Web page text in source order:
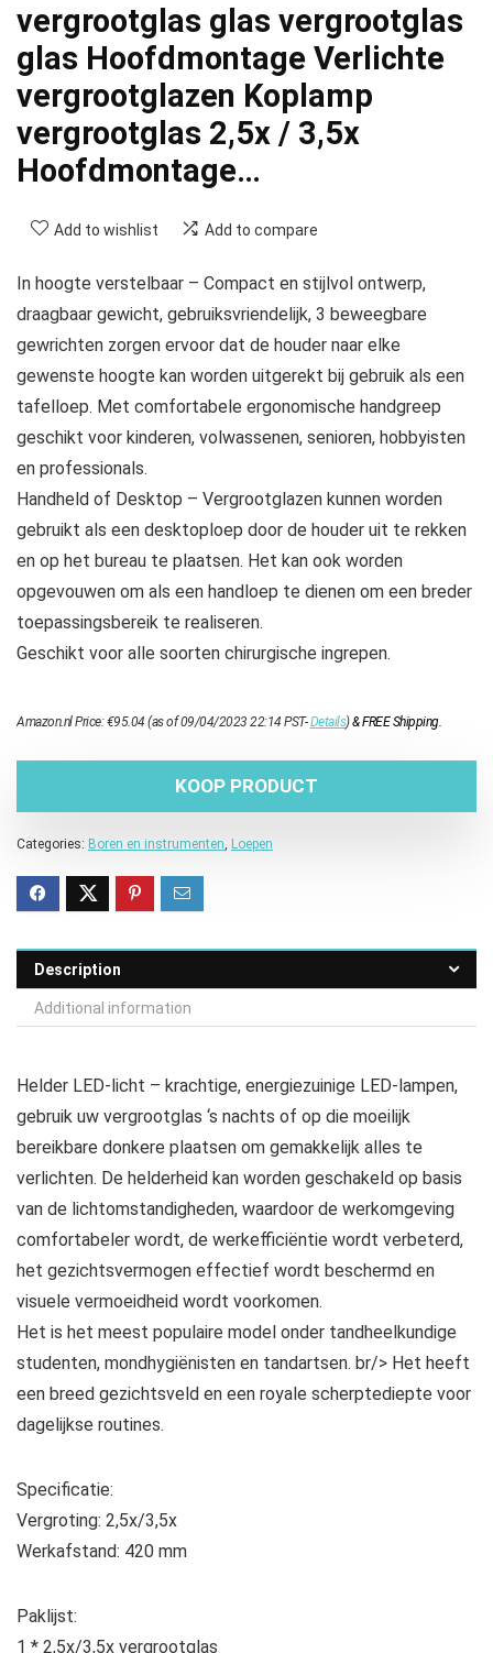
vergrootglas glas vergrootglas
glas Hoofdmontage Verlichte
vergrootglazen Koplamp
vergrootglas 2,5x / 3,5x
Hoofdmontage…
Add to wishlist Add to compare
In hoogte verstelbaar – Compact en stijlvol ontwerp,
draagbaar gewicht, gebruiksvriendelijk, 3 beweegbare
gewrichten zorgen ervoor dat de houder naar elke
gewenste hoogte kan worden uitgerekt bij gebruik als een
tafelloep. Met comfortabele ergonomische handgreep
geschikt voor kinderen, volwassenen, senioren, hobbyisten
en professionals.
Handheld of Desktop – Vergrootglazen kunnen worden
gebruikt als een desktoploep door de houder uit te rekken
en op het bureau te plaatsen. Het kan ook worden
opgevouwen om als een handloep te dienen om een ​​breder
toepassingsbereik te realiseren.
Geschikt voor alle soorten chirurgische ingrepen.
Amazon.nl Price:€95.04 (as of 09/04/2023 22:14 PST-Details)&FREE Shipping.
KOOP PRODUCT
Categories: Boren en instrumenten Loepen
Description
Additional information
Helder LED-licht – krachtige, energiezuinige LED-lampen,
gebruik uw vergrootglas ‘s nachts of op die moeilijk
bereikbare donkere plaatsen om gemakkelijk alles te
verlichten. De helderheid kan worden geschakeld op basis
van de lichtomstandigheden, waardoor de werkomgeving
comfortabeler wordt, de werkefficiëntie wordt verbeterd,
het gezichtsvermogen effectief wordt beschermd en
visuele vermoeidheid wordt voorkomen.
Het is het meest populaire model onder tandheelkundige
studenten, mondhygiënisten en tandartsen. br/> Het heeft
een breed gezichtsveld en een royale scherptediepte voor
dagelijkse routines.
Specificatie:
Vergroting: 2,5x/3,5x
Werkafstand: 420 mm
Paklijst:
1 * 2,5x/3,5x vergrootglas